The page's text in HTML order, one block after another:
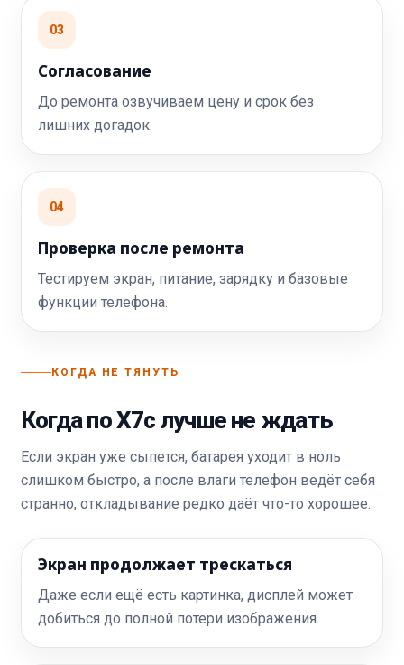
03
Согласование
До ремонта озвучиваем цену и срок без
лишних догадок.
04
Проверка после ремонта
Тестируем экран, питание, зарядку и базовые
функции телефона.
КОГДА НЕ ТЯНУТЬ
Когда по X7c лучше не ждать
Если экран уже сыпется, батарея уходит в ноль
слишком быстро, а после влаги телефон ведёт себя
странно, откладывание редко даёт что-то хорошее.
Экран продолжает трескаться
Даже если ещё есть картинка, дисплей может
добиться до полной потери изображения.